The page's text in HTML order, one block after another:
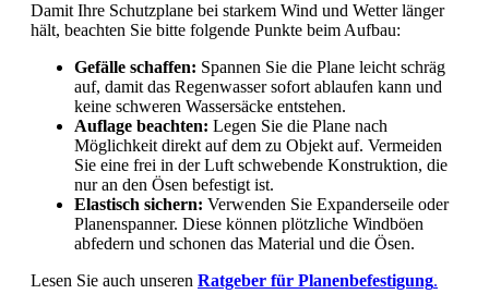
Damit Ihre Schutzplane bei starkem Wind und Wetter länger
hält, beachten Sie bitte folgende Punkte beim Aufbau:
Gefälle schaffen: Spannen Sie die Plane leicht schräg
auf, damit das Regenwasser sofort ablaufen kann und
keine schweren Wassersäcke entstehen.
Auflage beachten: Legen Sie die Plane nach
Möglichkeit direkt auf dem zu Objekt auf. Vermeiden
Sie eine frei in der Luft schwebende Konstruktion, die
nur an den Ösen befestigt ist.
Elastisch sichern: Verwenden Sie Expanderseile oder
Planenspanner. Diese können plötzliche Windböen
abfedern und schonen das Material und die Ösen.
Lesen Sie auch unseren Ratgeber für Planenbefestigung.